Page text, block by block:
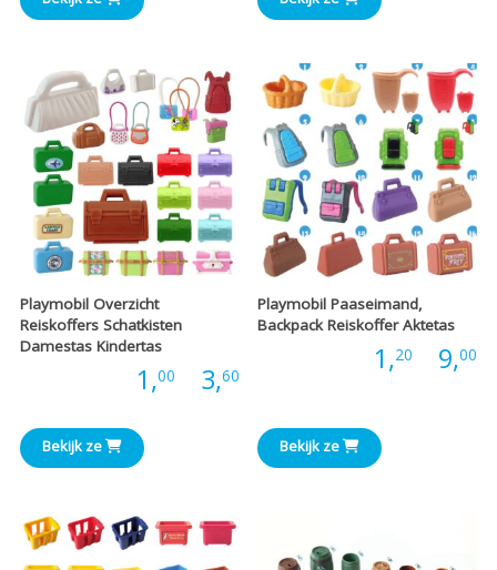
Playmobil Overzicht
Reiskoffers Schatkisten
Damestas Kindertas
1,00 3,60Prijsklasse:
€1,00
tot
Bekijk ze
Playmobil Paaseimand,
Backpack Reiskoffer Aktetas
1,20 9,00
Bekijk ze